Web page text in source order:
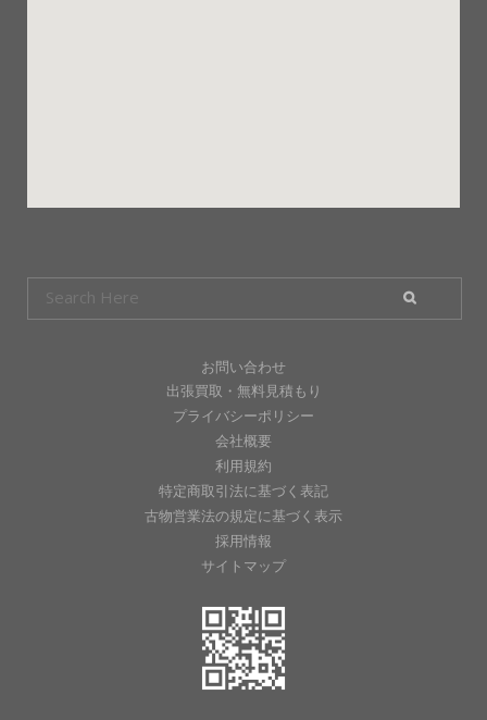
お問い合わせ
出張買取・無料見積もり
プライバシーポリシー
会社概要
利用規約
特定商取引法に基づく表記
古物営業法の規定に基づく表示
採用情報
サイトマップ